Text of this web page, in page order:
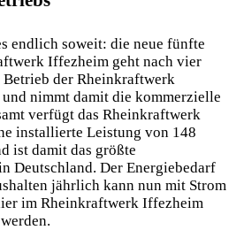
endlich soweit: die neue fünfte
Iffezheim geht nach vier
Betrieb der Rheinkraftwerk
nimmt damit die kommerzielle
verfügt das Rheinkraftwerk
installierte Leistung von 148
ist damit das größte
Deutschland. Der Energiebedarf
jährlich kann nun mit Strom
im Rheinkraftwerk Iffezheim